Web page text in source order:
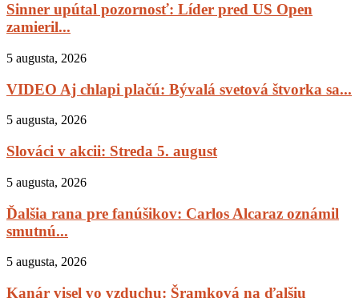
Sinner upútal pozornosť: Líder pred US Open
zamieril...
5 augusta, 2026
VIDEO Aj chlapi plačú: Bývalá svetová štvorka sa...
5 augusta, 2026
Slováci v akcii: Streda 5. august
5 augusta, 2026
Ďalšia rana pre fanúšikov: Carlos Alcaraz oznámil
smutnú...
5 augusta, 2026
Kanár visel vo vzduchu: Šramková na ďalšiu